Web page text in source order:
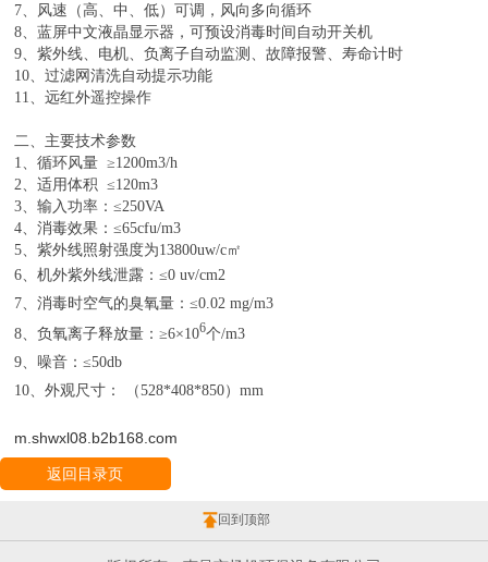
7、风速（高、中、低）可调，风向多向循环
8、蓝屏中文液晶显示器，可预设消毒时间自动开关机
9、紫外线、电机、负离子自动监测、故障报警、寿命计时
10、过滤网清洗自动提示功能
11、远红外遥控操作
二、主要技术参数
1、循环风量 ≥1200m3/h
2、适用体积 ≤120m3
3、输入功率：≤250VA
4、消毒效果：≤65cfu/m3
5、紫外线照射强度为13800uw/c㎡
6 、机外紫外线泄露：≤0 uv/cm2
7 、消毒时空气的臭氧量：≤0.02 mg/m3
8 、负氧离子释放量：≥6×106个/m3
9 、噪音：≤50db
10 、外观尺寸： （528*408*850）mm
m.shwxl08.b2b168.com
返回目录页
回到顶部